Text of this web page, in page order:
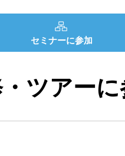
セミナーに参加
ツアー